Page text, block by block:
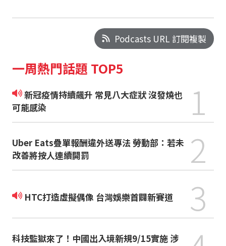
Podcasts URL 訂閱複製
一周熱門話題 TOP5
新冠疫情持續飆升 常見八大症狀 沒發燒也
可能感染
1
Uber Eats疊單報酬違外送專法 勞動部：若未
改善將按人連續開罰
2
HTC打造虛擬偶像 台灣娛樂首闢新賽道 3
科技監獄來了！中國出入境新規9/15實施 涉